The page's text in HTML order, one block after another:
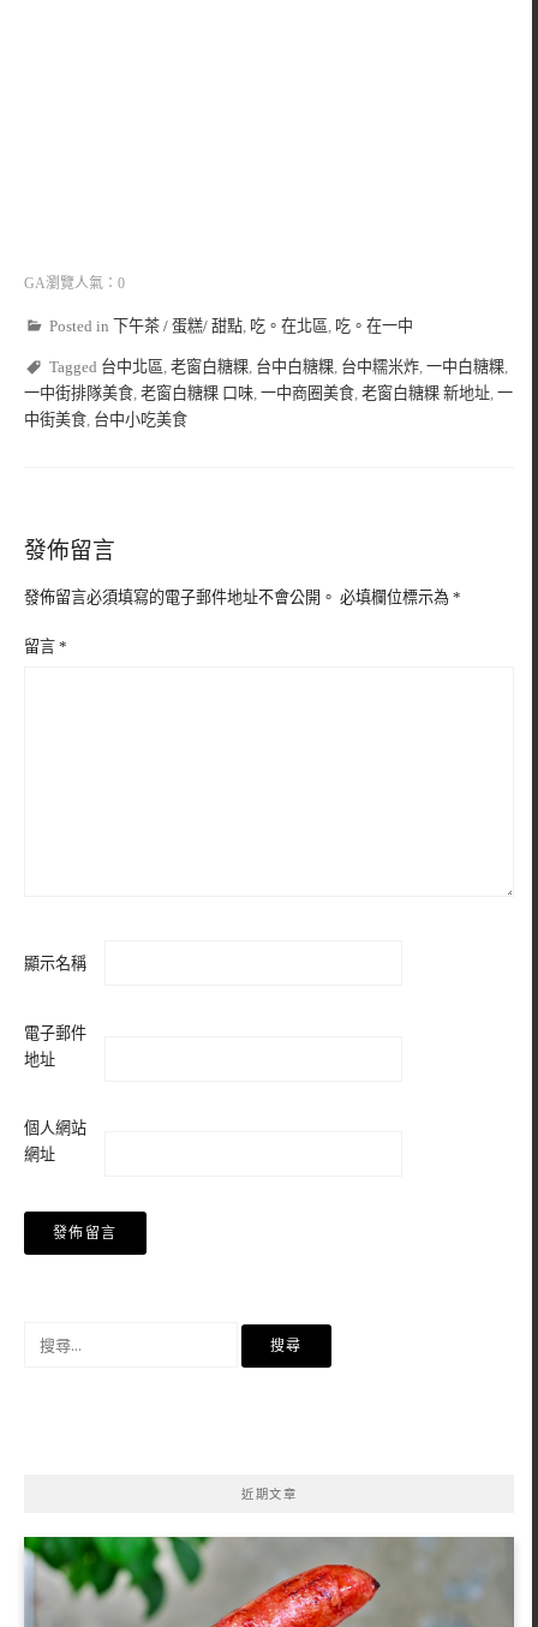
GA瀏覽人氣：0
Posted in 下午茶 / 蛋糕/ 甜點, 吃。在北區, 吃。在一中
Tagged 台中北區, 老窗白糖粿, 台中白糖粿, 台中糯米炸, 一中白糖粿,
一中街排隊美食, 老窗白糖粿 口味, 一中商圈美食, 老窗白糖粿 新地址, 一
中街美食, 台中小吃美食
發佈留言
發佈留言必須填寫的電子郵件地址不會公開。 必填欄位標示為 *
留言 *
顯示名稱
電子郵件
地址
個人網站
網址
近期文章